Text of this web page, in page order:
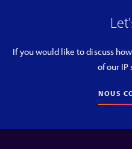
If you would like to discuss
of our IP
NOUS